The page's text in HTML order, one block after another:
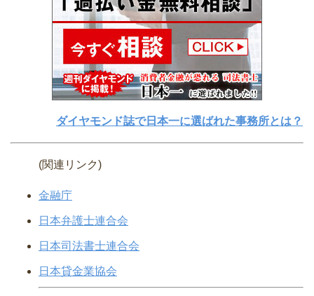
ダイヤモンド誌で日本一に選ばれた事務所とは？
(関連リンク)
金融庁
日本弁護士連合会
日本司法書士連合会
日本貸金業協会